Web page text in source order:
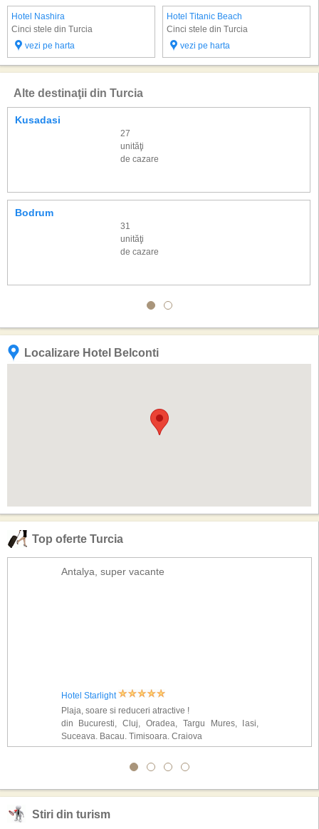
Hotel Nashira
Cinci stele din Turcia
vezi pe harta
Hotel Titanic Beach
Cinci stele din Turcia
vezi pe harta
Alte destinaţii din Turcia
Kusadasi
27
unităţi
de cazare
Bodrum
31
unităţi
de cazare
Localizare Hotel Belconti
Top oferte Turcia
Antalya, super vacante
Hotel Starlight
Plaja, soare si reduceri atractive !
din Bucuresti, Cluj, Oradea, Targu Mures, Iasi,
Suceava, Bacau, Timisoara, Craiova
Stiri din turism